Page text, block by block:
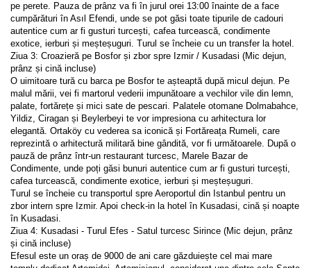
pe perete. Pauza de prânz va fi în jurul orei 13:00 înainte de a face
cumpărături în Asıl Efendi, unde se pot găsi toate tipurile de cadouri
autentice cum ar fi gusturi turcești, cafea turcească, condimente
exotice, ierburi și meșteșuguri. Turul se încheie cu un transfer la hotel.
Ziua 3: Croazieră pe Bosfor și zbor spre Izmir / Kusadasi (Mic dejun,
prânz și cină incluse)
O uimitoare tură cu barca pe Bosfor te așteaptă după micul dejun. Pe
malul mării, vei fi martorul vederii impunătoare a vechilor vile din lemn,
palate, fortărețe și mici sate de pescari. Palatele otomane Dolmabahce,
Yildiz, Ciragan și Beylerbeyi te vor impresiona cu arhitectura lor
elegantă. Ortaköy cu vederea sa iconică și Fortăreața Rumeli, care
reprezintă o arhitectură militară bine gândită, vor fi următoarele. După o
pauză de prânz într-un restaurant turcesc, Marele Bazar de
Condimente, unde poți găsi bunuri autentice cum ar fi gusturi turcești,
cafea turcească, condimente exotice, ierburi și meșteșuguri.
Turul se încheie cu transportul spre Aeroportul din Istanbul pentru un
zbor intern spre Izmir. Apoi check-in la hotel în Kusadasi, cină și noapte
în Kusadasi.
Ziua 4: Kusadasi - Turul Efes - Satul turcesc Sirince (Mic dejun, prânz
și cină incluse)
Efesul este un oraș de 9000 de ani care găzduiește cel mai mare